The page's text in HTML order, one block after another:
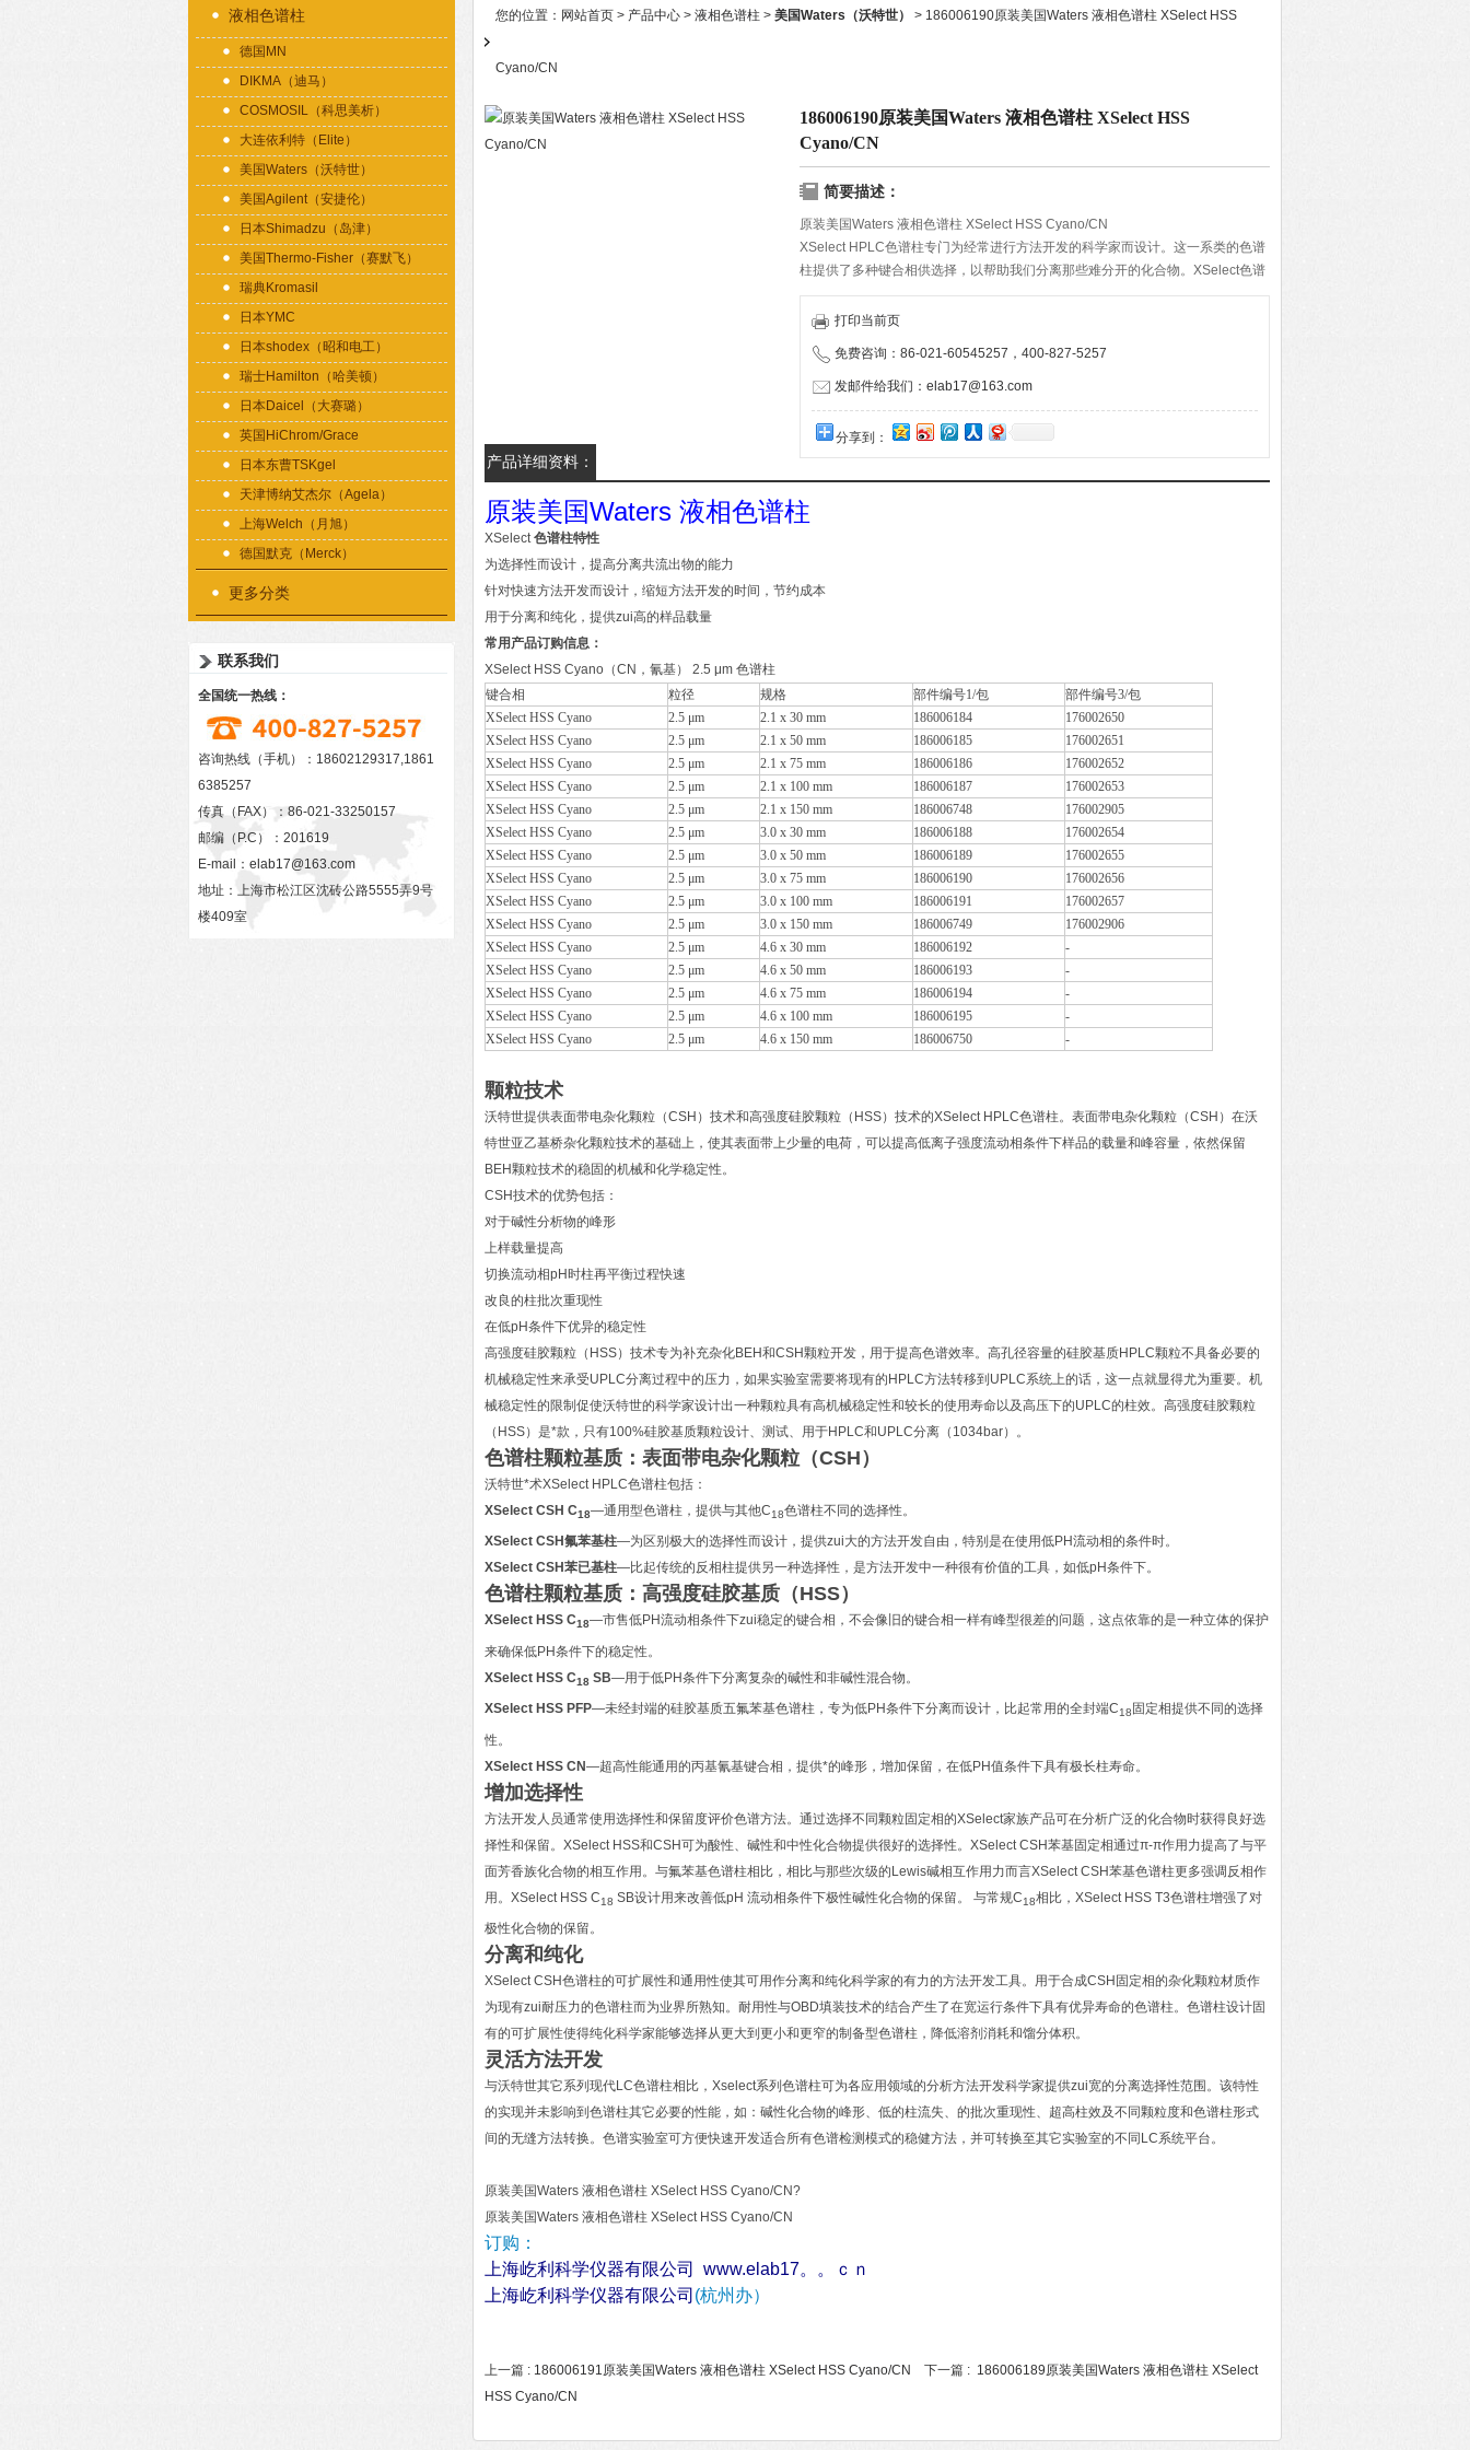
液相色谱柱
德国MN
DIKMA（迪马）
COSMOSIL（科思美析）
大连依利特（Elite）
美国Waters（沃特世）
美国Agilent（安捷伦）
日本Shimadzu（岛津）
美国Thermo-Fisher（赛默飞）
瑞典Kromasil
日本YMC
日本shodex（昭和电工）
瑞士Hamilton（哈美顿）
日本Daicel（大赛璐）
英国HiChrom/Grace
日本东曹TSKgel
天津博纳艾杰尔（Agela）
上海Welch（月旭）
德国默克（Merck）
更多分类
联系我们
全国统一热线：
咨询热线（手机）：18602129317,1861
6385257
传真（FAX）：86-021-33250157
邮编（P.C）：201619
E-mail： elab17@163.com
地址：上海市松江区沈砖公路5555弄9号
楼409室
您的位置： 网站首页 > 产品中心 > 液相色谱柱 > 美国Waters（沃特世） > 186006190原装美国Waters 液相色谱柱 XSelect HSS
Cyano/CN
186006190原装美国Waters 液相色谱柱 XSelect HSS
Cyano/CN
简要描述：
原装美国Waters 液相色谱柱 XSelect HSS Cyano/CN
XSelect HPLC色谱柱专门为经常进行方法开发的科学家而设计。这一系类的色谱
柱提供了多种键合相供选择，以帮助我们分离那些难分开的化合物。XSelect色谱
柱家族既包含*CSH技术，也包括以硅胶基质的具有宽泛选择性和优秀键合相的
HSS技术。打印当前页
免费咨询：86-021-60545257，400-827-5257
发邮件给我们：elab17@163.com
分享到：
产品详细资料：
原装美国Waters 液相色谱柱
XSelect色谱柱特性
为选择性而设计，提高分离共流出物的能力
针对快速方法开发而设计，缩短方法开发的时间，节约成本
用于分离和纯化，提供zui高的样品载量
常用产品订购信息：
XSelect HSS Cyano（CN，氰基） 2.5 μm 色谱柱
键合相
粒径 规格 部件编号1/包
部件编号3/包
XSelect HSS Cyano
2.5 μm 2.1 x 30 mm 186006184
176002650
XSelect HSS Cyano
2.5 μm 2.1 x 50 mm 186006185
176002651
XSelect HSS Cyano
2.5 μm 2.1 x 75 mm 186006186
176002652
XSelect HSS Cyano
2.5 μm 2.1 x 100 mm 186006187
176002653
XSelect HSS Cyano
2.5 μm 2.1 x 150 mm 186006748
176002905
XSelect HSS Cyano
2.5 μm 3.0 x 30 mm 186006188
176002654
XSelect HSS Cyano
2.5 μm 3.0 x 50 mm 186006189
176002655
XSelect HSS Cyano
2.5 μm 3.0 x 75 mm 186006190
176002656
XSelect HSS Cyano
2.5 μm 3.0 x 100 mm 186006191
176002657
XSelect HSS Cyano
2.5 μm 3.0 x 150 mm 186006749
176002906
XSelect HSS Cyano
2.5 μm 4.6 x 30 mm 186006192
-
XSelect HSS Cyano
2.5 μm 4.6 x 50 mm 186006193
-
XSelect HSS Cyano
2.5 μm 4.6 x 75 mm 186006194
-
XSelect HSS Cyano
2.5 μm 4.6 x 100 mm 186006195
-
XSelect HSS Cyano
2.5 μm 4.6 x 150 mm 186006750 -
颗粒技术
沃特世提供表面带电杂化颗粒（CSH）技术和高强度硅胶颗粒（HSS）技术的XSelect HPLC色谱柱。表面带电杂化颗粒（CSH）在沃
特世亚乙基桥杂化颗粒技术的基础上，使其表面带上少量的电荷，可以提高低离子强度流动相条件下样品的载量和峰容量，依然保留
BEH颗粒技术的稳固的机械和化学稳定性。
CSH技术的优势包括：
对于碱性分析物的峰形
上样载量提高
切换流动相pH时柱再平衡过程快速
改良的柱批次重现性
在低pH条件下优异的稳定性
高强度硅胶颗粒（HSS）技术专为补充杂化BEH和CSH颗粒开发，用于提高色谱效率。高孔径容量的硅胶基质HPLC颗粒不具备必要的
机械稳定性来承受UPLC分离过程中的压力，如果实验室需要将现有的HPLC方法转移到UPLC系统上的话，这一点就显得尤为重要。机
械稳定性的限制促使沃特世的科学家设计出一种颗粒具有高机械稳定性和较长的使用寿命以及高压下的UPLC的柱效。高强度硅胶颗粒
（HSS）是*款，只有100%硅胶基质颗粒设计、测试、用于HPLC和UPLC分离（1034bar）。
色谱柱颗粒基质：表面带电杂化颗粒（CSH）
沃特世*术XSelect HPLC色谱柱包括：
XSelect CSH C18—通用型色谱柱，提供与其他C18色谱柱不同的选择性。
XSelect CSH氟苯基柱—为区别极大的选择性而设计，提供zui大的方法开发自由，特别是在使用低PH流动相的条件时。
XSelect CSH苯已基柱—比起传统的反相柱提供另一种选择性，是方法开发中一种很有价值的工具，如低pH条件下。
色谱柱颗粒基质：高强度硅胶基质（HSS）
XSelect HSS C18—市售低PH流动相条件下zui稳定的键合相，不会像旧的键合相一样有峰型很差的问题，这点依靠的是一种立体的保护
来确保低PH条件下的稳定性。
XSelect HSS C18 SB—用于低PH条件下分离复杂的碱性和非碱性混合物。
XSelect HSS PFP—未经封端的硅胶基质五氟苯基色谱柱，专为低PH条件下分离而设计，比起常用的全封端C18 固定相提供不同的选择
性。
XSelect HSS CN—超高性能通用的丙基氰基键合相，提供*的峰形，增加保留，在低PH值条件下具有极长柱寿命。
增加选择性
方法开发人员通常使用选择性和保留度评价色谱方法。通过选择不同颗粒固定相的XSelect家族产品可在分析广泛的化合物时获得良好选
择性和保留。XSelect HSS和CSH可为酸性、碱性和中性化合物提供很好的选择性。XSelect CSH苯基固定相通过π-π作用力提高了与平
面芳香族化合物的相互作用。与氟苯基色谱柱相比，相比与那些次级的Lewis碱相互作用力而言XSelect CSH苯基色谱柱更多强调反相作
用。XSelect HSS C18 SB设计用来改善低pH 流动相条件下极性碱性化合物的保留。 与常规C18相比，XSelect HSS T3色谱柱增强了对
极性化合物的保留。
分离和纯化
XSelect CSH色谱柱的可扩展性和通用性使其可用作分离和纯化科学家的有力的方法开发工具。用于合成CSH固定相的杂化颗粒材质作
为现有zui耐压力的色谱柱而为业界所熟知。耐用性与OBD填装技术的结合产生了在宽运行条件下具有优异寿命的色谱柱。色谱柱设计固
有的可扩展性使得纯化科学家能够选择从更大到更小和更窄的制备型色谱柱，降低溶剂消耗和馏分体积。
灵活方法开发
与沃特世其它系列现代LC色谱柱相比，Xselect系列色谱柱可为各应用领域的分析方法开发科学家提供zui宽的分离选择性范围。该特性
的实现并未影响到色谱柱其它必要的性能，如：碱性化合物的峰形、低的柱流失、的批次重现性、超高柱效及不同颗粒度和色谱柱形式
间的无缝方法转换。色谱实验室可方便快速开发适合所有色谱检测模式的稳健方法，并可转换至其它实验室的不同LC系统平台。
原装美国Waters 液相色谱柱 XSelect HSS Cyano/CN?
原装美国Waters 液相色谱柱 XSelect HSS Cyano/CN
订购：
上海屹利科学仪器有限公司
www.elab17。。ｃｎ
上海屹利科学仪器有限公司 (杭州办）
上一篇 : 186006191原装美国Waters 液相色谱柱 XSelect HSS Cyano/CN 下一篇 : 186006189原装美国Waters 液相色谱柱 XSelect
HSS Cyano/CN